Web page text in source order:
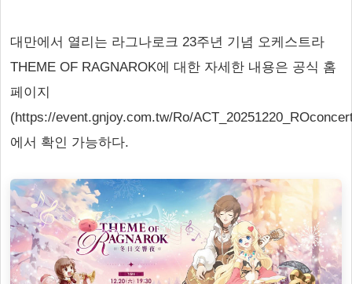
대만에서 열리는 라그나로크 23주년 기념 오케스트라
THEME OF RAGNAROK에 대한 자세한 내용은 공식 홈
페이지
(https://event.gnjoy.com.tw/Ro/
에서 확인 가능하다.